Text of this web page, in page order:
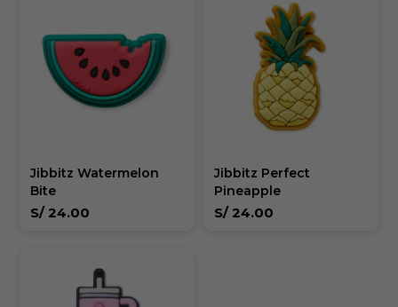
Jibbitz Watermelon
Bite
S/ 24.00
Jibbitz Perfect
Pineapple
S/ 24.00